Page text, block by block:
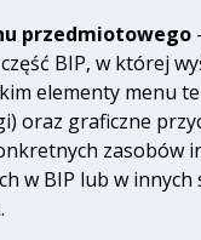
przedmiotowego
BIP, w której
elementy menu
oraz graficzne
zasobów
w BIP lub w innych